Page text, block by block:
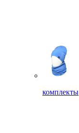
комплекты